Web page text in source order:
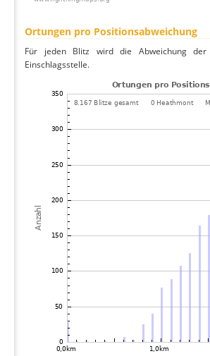
Ortungen pro Positionsabweichung
Für jeden Blitz wird die Abweichung
Einschlagsstelle.